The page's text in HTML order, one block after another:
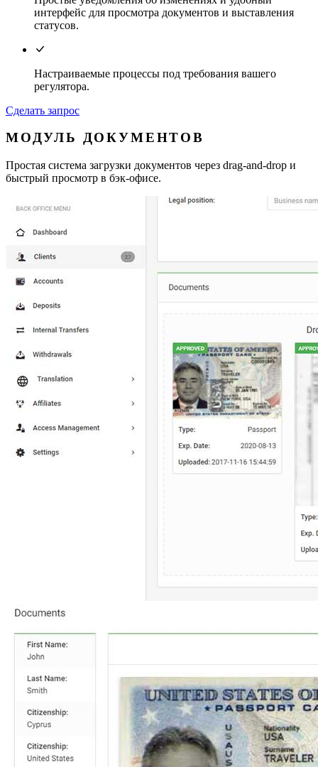
интерфейс для просмотра документов и выставления
статусов.
Настраиваемые процессы под требования вашего
регулятора.
Сделать запрос
МОДУЛЬ ДОКУМЕНТОВ
Простая система загрузки документов через drag-and-drop и
быстрый просмотр в бэк-офисе.